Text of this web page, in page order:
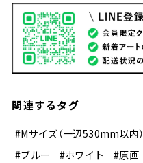
関連するタグ
#Mサイズ（一辺530mm以内）
#ブルー
#ホワイト #原画